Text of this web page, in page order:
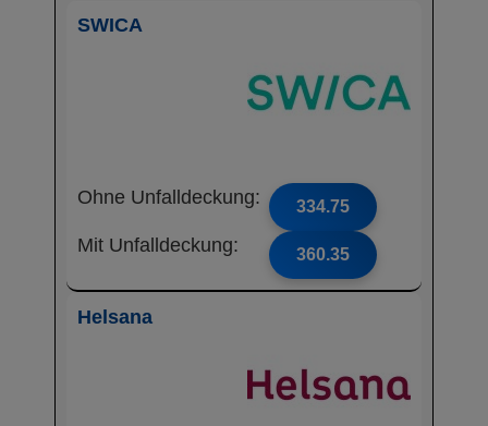
SWICA
Ohne Unfalldeckung: 334.75
Mit Unfalldeckung: 360.35
Helsana